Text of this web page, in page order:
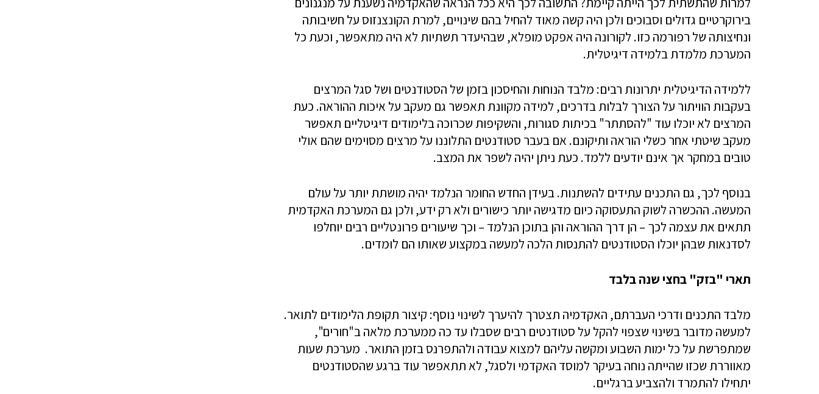
בירוקרטיים גדולים וסבוכים ולכן היה קשה מאוד להחיל בהם שינויים, למרת הקונצנזוס על חשיבותה
ונחיצותה של רפורמה כזו. לקורונה היה אפקט מופלא, שבהיעדר תשתיות לא היה מתאפשר, וכעת כל
המערכת מלמדת בלמידה דיגיטלית.
ללמידה הדיגיטלית יתרונות רבים: מלבד הנוחות והחיסכון בזמן של הסטודנטים ושל סגל המרצים
בעקבות הוויתור על הצורך לבלות בדרכים, למידה מקוונת תאפשר גם מעקב על איכות ההוראה. כעת
המרצים לא יוכלו עוד "להסתתר" בכיתות סגורות, והשקיפות שכרוכה בלימודים דיגיטליים תאפשר
מעקב שיטתי אחר כשלי הוראה ותיקונם. אם בעבר סטודנטים התלוננו על מרצים מסוימים שהם אולי
טובים במחקר אך אינם יודעים ללמד. כעת ניתן יהיה לשפר את המצב.
בנוסף לכך, גם התכנים עתידים להשתנות. בעידן החדש החומר הנלמד יהיה מושתת יותר על עולם
המעשה. ההכשרה לשוק התעסוקה כיום מדגישה יותר כישורים ולא רק ידע, ולכן גם המערכת האקדמית
תתאים את עצמה לכך – הן דרך ההוראה והן בתוכן הנלמד – וכך שיעורים פרונטליים רבים יוחלפו
לסדנאות שבהן יוכלו הסטודנטים להתנסות הלכה למעשה במקצוע שאותו הם לומדים.
תארי "בזק" בחצי שנה בלבד
מלבד התכנים ודרכי העברתם, האקדמיה תצטרך להיערך לשינוי נוסף: קיצור תקופת הלימודים לתואר.
למעשה מדובר בשינוי שצפוי להקל על סטודנטים רבים שסבלו עד כה ממערכת מלאה ב"חורים",
שמתפרשת על כל ימות השבוע ומקשה עליהם למצוא עבודה ולהתפרנס בזמן התואר. מערכת שעות
מאווררת שכזו שהייתה נוחה בעיקר למוסד האקדמי ולסגל, לא תתאפשר עוד ברגע שהסטודנטים
יתחילו להתמרד ולהצביע ברגליים.